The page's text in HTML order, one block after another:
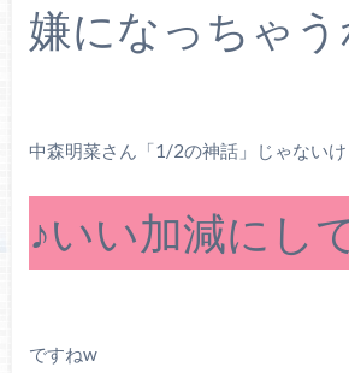
嫌になっちゃう
中森明菜さん「1/2の神話」じゃないけ
♪いい加減にし
ですねw